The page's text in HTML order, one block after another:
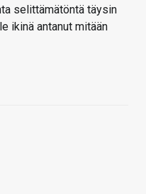
selittämätöntä täysin
ikinä antanut mitään